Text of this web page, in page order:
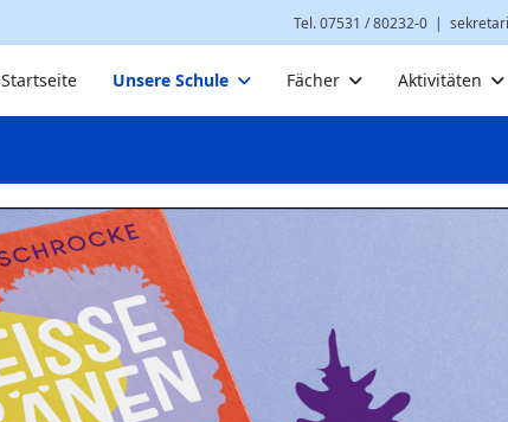
Tel. 07531 / 80232-0 |
Startseite Unsere Schule Fächer Aktivitäten